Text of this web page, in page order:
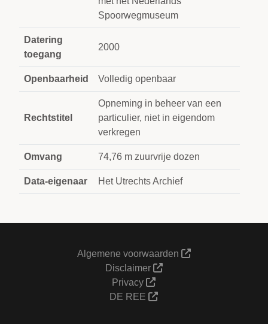
Spoorwegmuseum
Datering
toegang
2000
Openbaarheid Volledig openbaar
Rechtstitel
Opneming in beheer van een
particulier, niet in eigendom
verkregen
Omvang 74,76 m zuurvrije dozen
Data-eigenaar Het Utrechts Archief
Algemene voorwaarden
Disclaimer
Privacy
DE REE